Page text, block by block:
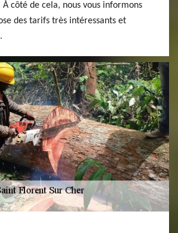
côté de cela, nous vous informons
des tarifs très intéressants et